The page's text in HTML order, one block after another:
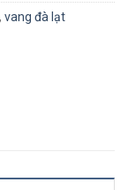
, vang đà lạt